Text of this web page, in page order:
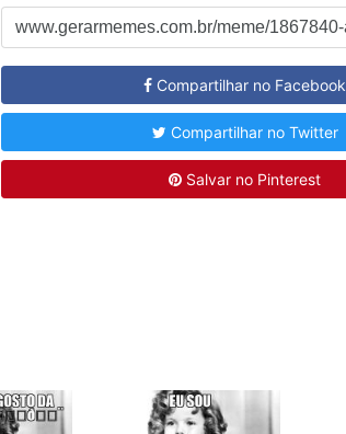
Compartilhar no Facebook
Compartilhar no Twitter
Salvar no Pinterest